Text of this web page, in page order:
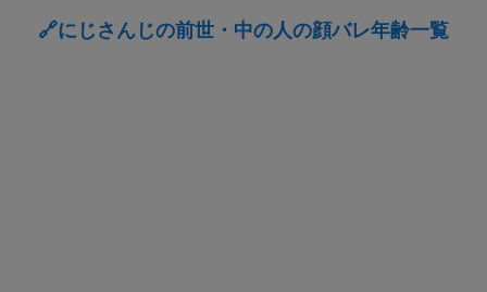
🔗にじさんじの前世・中の人の顔バレ年齢一覧